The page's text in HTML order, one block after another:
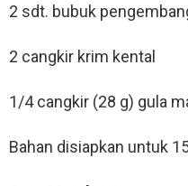
2 sdt. bubuk
2 cangkir krim kental
1/4 cangkir (28 g) gula
Bahan disiapkan untuk